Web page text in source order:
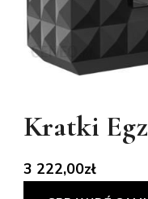
Kratki
3 222,00zł